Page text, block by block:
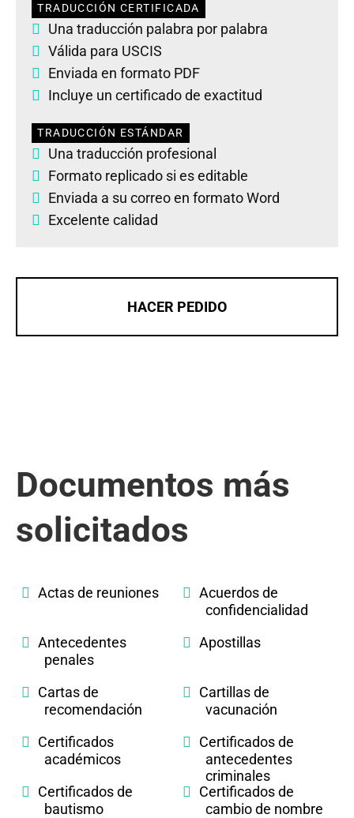
TRADUCCIÓN CERTIFICADA
Una traducción palabra por palabra
Válida para USCIS
Enviada en formato PDF
Incluye un certificado de exactitud
TRADUCCIÓN ESTÁNDAR
Una traducción profesional
Formato replicado si es editable
Enviada a su correo en formato Word
Excelente calidad
HACER PEDIDO
Documentos más
solicitados
Actas de reuniones
Acuerdos de
confidencialidad
Antecedentes
penales
Apostillas
Cartas de
recomendación
Cartillas de
vacunación
Certificados
académicos
Certificados de
antecedentes
criminales
Certificados de
bautismo
Certificados de
cambio de nombre